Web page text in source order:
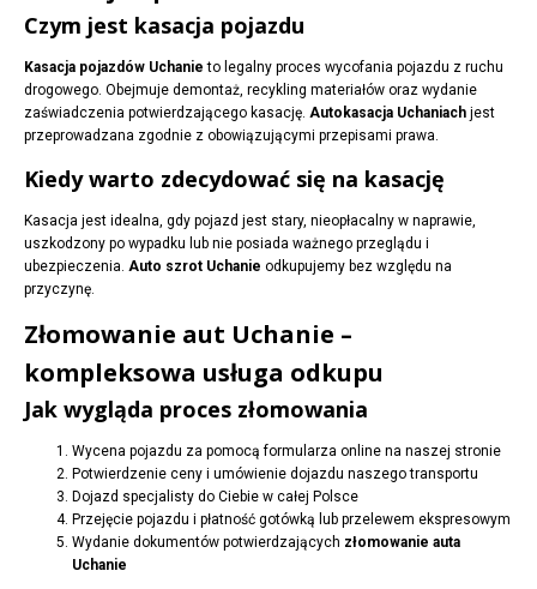
Czym jest kasacja pojazdu
Kasacja pojazdów Uchanie to legalny proces wycofania pojazdu z ruchu
drogowego. Obejmuje demontaż, recykling materiałów oraz wydanie
zaświadczenia potwierdzającego kasację. Autokasacja Uchaniach jest
przeprowadzana zgodnie z obowiązującymi przepisami prawa.
Kiedy warto zdecydować się na kasację
Kasacja jest idealna, gdy pojazd jest stary, nieopłacalny w naprawie,
uszkodzony po wypadku lub nie posiada ważnego przeglądu i
ubezpieczenia. Auto szrot Uchanie odkupujemy bez względu na
przyczynę.
Złomowanie aut Uchanie –
kompleksowa usługa odkupu
Jak wygląda proces złomowania
Wycena pojazdu za pomocą formularza online na naszej stronie
Potwierdzenie ceny i umówienie dojazdu naszego transportu
Dojazd specjalisty do Ciebie w całej Polsce
Przejęcie pojazdu i płatność gotówką lub przelewem ekspresowym
Wydanie dokumentów potwierdzających złomowanie auta
Uchanie